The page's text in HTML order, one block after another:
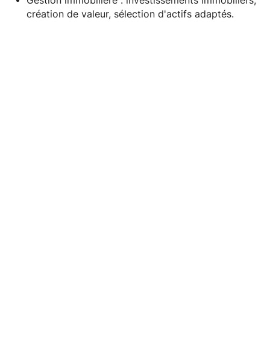
création de valeur, sélection d'actifs adaptés.